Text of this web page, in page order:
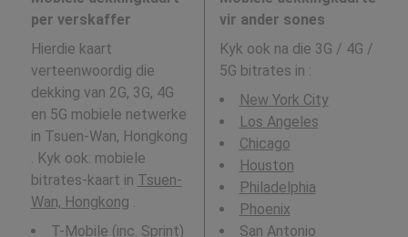
per verskaffer
Hierdie kaart
verteenwoordig die
dekking van 2G, 3G, 4G
en 5G mobiele netwerke
in Tsuen-Wan, Hongkong
. Kyk ook: mobiele
bitrates-kaart in Tsuen-
Wan, Hongkong .
T-Mobile (inc. Sprint)
vir ander sones
Kyk ook na die 3G / 4G /
5G bitrates in :
New York City
Los Angeles
Chicago
Houston
Philadelphia
Phoenix
San Antonio